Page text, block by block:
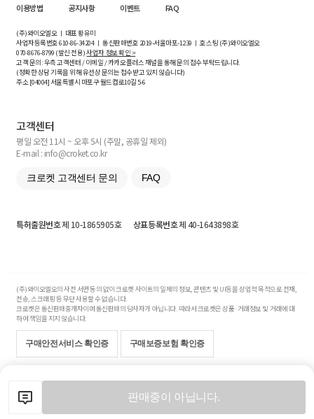
판매중이 아닙니다.
이용방법
공지사항 이벤트 FAQ
(주)와이오엘오 ㅣ 대표 황유미
사업자등록번호610-86-34204ㅣ 통신판매번호 2019-서울마포-1239 ㅣ 호스팅 (주)와이오엘오
070-8676-8799 (발신 전용)사업자 정보 확인 >
고객 문의: 우측 고객센터 / 이메일 / 카카오플러스 채널을 통해 문의 접수 부탁드립니다.
(정확한 상담 기록을 위해 유선상 문의는 접수받고 있지 않습니다)
주소 [04004] 서울특별시 마포구 월드컵로10길5-6
고객센터
평일 오전 11시 ~ 오후 5시 (주말, 공휴일 제외)
E-mail : info@croket.co.kr
크로켓 고객센터 문의 FAQ
특허출원번호제 10-1865905호 상표등록번호제 40-1643898호
(주)와이오엘오의 사전 서면 동의 없이 크로켓 사이트의 일체의 정보, 콘텐츠 및 UI등을 상업적 목적으로 전재,
전송, 스크래핑 등 무단 사용할 수 없습니다.
크로켓은 통신판매중개자이며 통신판매의 당사자가 아닙니다. 따라서 크로켓은 상품·거래정보 및 거래에 대
하여 책임을 지지 않습니다.
구매안전서비스 확인증 구매보증보험 확인증